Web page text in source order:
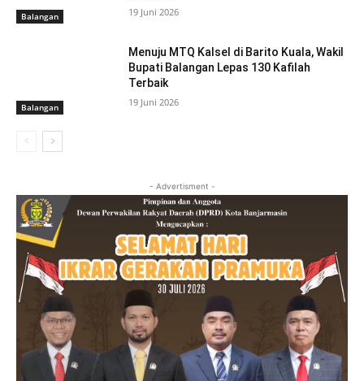
Balangan 19 Juni 2026
Balangan
Menuju MTQ Kalsel di Barito Kuala, Wakil
Bupati Balangan Lepas 130 Kafilah
Terbaik
19 Juni 2026
- Advertisment -